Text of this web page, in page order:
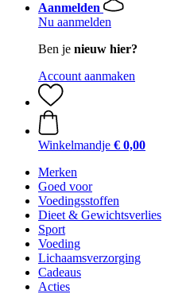
Aanmelden
Nu aanmelden
Ben je nieuw hier?
Account aanmaken
Winkelmandje € 0,00
Merken
Goed voor
Voedingsstoffen
Dieet & Gewichtsverlies
Sport
Voeding
Lichaamsverzorging
Cadeaus
Acties